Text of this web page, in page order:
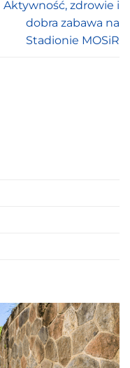
Aktywność, zdrowie i
dobra zabawa na
Stadionie MOSiR